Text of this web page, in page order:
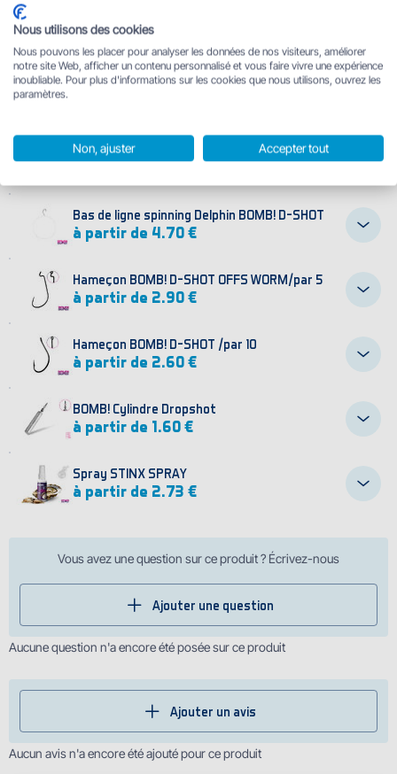
8,5cm/Motor Oil
8,5cm/Spring
8,5cm/Reactor
Bas de ligne spinning Delphin BOMB! D-SHOT
à partir de 4.70 €
Hameҫon BOMB! D-SHOT OFFS WORM/par 5
à partir de 2.90 €
Hameҫon BOMB! D-SHOT /par 10
à partir de 2.60 €
BOMB! Cylindre Dropshot
à partir de 1.60 €
Spray STINX SPRAY
à partir de 2.73 €
Vous avez une question sur ce produit ? Écrivez-nous
Ajouter une question
Aucune question n'a encore été posée sur ce produit
Ajouter un avis
Aucun avis n'a encore été ajouté pour ce produit
Nous utilisons des cookies
Nous pouvons les placer pour analyser les données de nos visiteurs, améliorer
notre site Web, afficher un contenu personnalisé et vous faire vivre une expérience
inoubliable. Pour plus d'informations sur les cookies que nous utilisons, ouvrez les
paramètres.
Non, ajuster Accepter tout